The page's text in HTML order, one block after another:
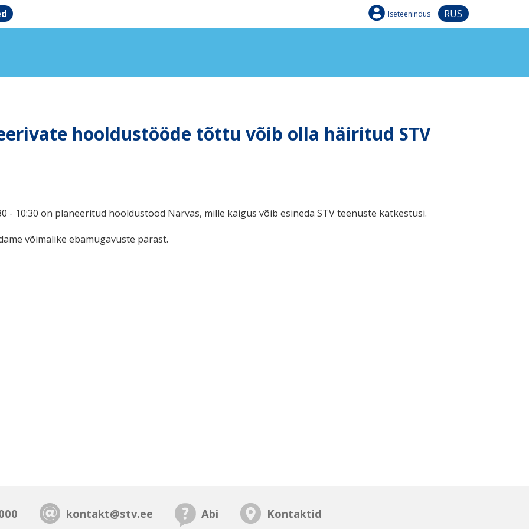
Iseteenindus RUS
hooldustööde tõttu võib olla häiritud STV
- 10:30 on planeeritud hooldustööd Narvas, mille käigus võib esineda STV teenuste katkestusi.
võimalike ebamugavuste pärast.
kontakt@stv.ee Abi Kontaktid